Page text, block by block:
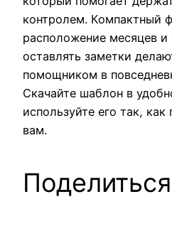
контролем. Компактный
расположение месяцев
оставлять заметки
помощником в
Скачайте шаблон в
используйте его так,
вам.